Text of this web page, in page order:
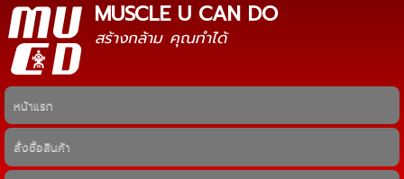
ข้าม
ไปยัง
เนื้อหา
MUSCLE U CAN DO
สร้างกล้าม คุณทำได้
Main menu
หน้าแรก
สั่งซื้อสินค้า